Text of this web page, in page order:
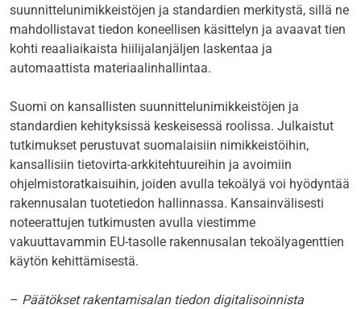
suunnittelunimikkeistöjen ja standardien merkitystä, sillä ne
mahdollistavat tiedon koneellisen käsittelyn ja avaavat tien
kohti reaaliaikaista hiilijalanjäljen laskentaa ja
automaattista materiaalinhallintaa.
Suomi on kansallisten suunnittelunimikkeistöjen ja
standardien kehityksissä keskeisessä roolissa. Julkaistut
tutkimukset perustuvat suomalaisiin nimikkeistöihin,
kansallisiin tietovirta-arkkitehtuureihin ja avoimiin
ohjelmistoratkaisuihin, joiden avulla tekoälyä voi hyödyntää
rakennusalan tuotetiedon hallinnassa. Kansainvälisesti
noteerattujen tutkimusten avulla viestimme
vakuuttavammin EU-tasolle rakennusalan tekoälyagenttien
käytön kehittämisestä.
– Päätökset rakentamisalan tiedon digitalisoinnista